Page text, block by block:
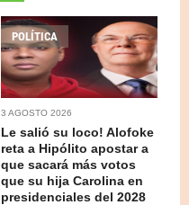
POLÍTICA
3 AGOSTO 2026
Le salió su loco! Alofoke
reta a Hipólito apostar a
que sacará más votos
que su hija Carolina en
presidenciales del 2028